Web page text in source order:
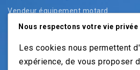
Vendeur équipement motard
Vendeur pièces
Vendeur véhicules occasion
Nous respectons votre vie privée
Les cookies nous permettent
expérience, de vous proposer